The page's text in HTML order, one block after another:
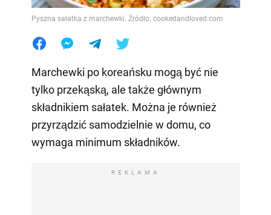
Pyszna sałatka z marchewki. Źródło: cookedandloved.com
Marchewki po koreańsku mogą być nie
tylko przekąską, ale także głównym
składnikiem sałatek. Można je również
przyrządzić samodzielnie w domu, co
wymaga minimum składników.
REKLAMA